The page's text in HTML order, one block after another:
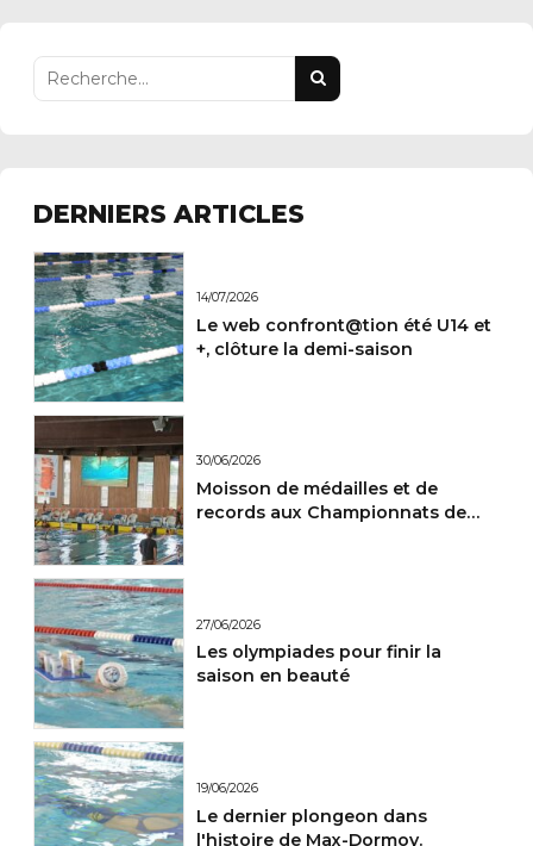
DERNIERS ARTICLES
14/07/2026
Le web confront@tion été U14 et
+, clôture la demi-saison
30/06/2026
Moisson de médailles et de
records aux Championnats de
27/06/2026
Les olympiades pour finir la
saison en beauté
19/06/2026
Le dernier plongeon dans
l'histoire de Max-Dormoy.